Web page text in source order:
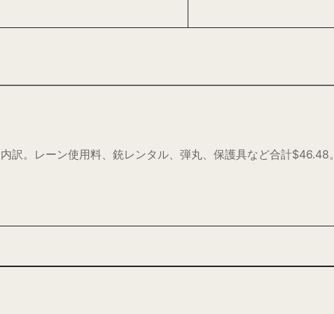
。レーン使用料、銃レンタル、弾丸、保護具など合計$46.48。